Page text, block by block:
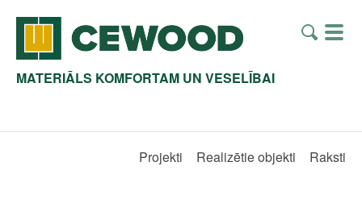
MATERIĀLS KOMFORTAM UN VESELĪBAI
Projekti Realizētie objekti Raksti